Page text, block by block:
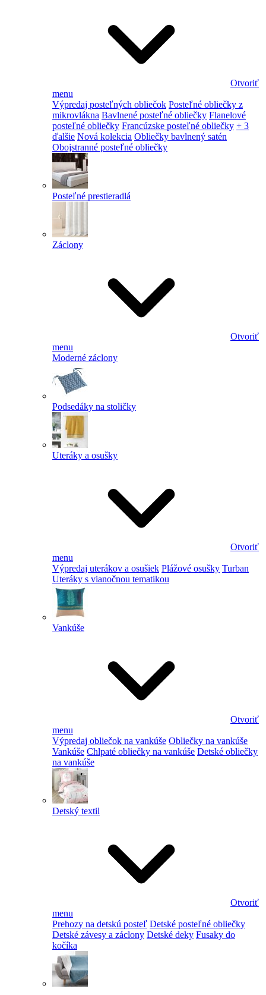
Otvoriť
menu
Výpredaj posteľných obliečok Posteľné obliečky z
mikrovlákna Bavlnené posteľné obliečky Flanelové
posteľné obliečky Francúzske posteľné obliečky + 3
ďalšie Nová kolekcia Obliečky bavlnený satén
Obojstranné posteľné obliečky
Posteľné prestieradlá
Záclony
Otvoriť
menu
Moderné záclony
Podsedáky na stoličky
Uteráky a osušky
Otvoriť
menu
Výpredaj uterákov a osušiek Plážové osušky Turban
Uteráky s vianočnou tematikou
Vankúše
Otvoriť
menu
Výpredaj obliečok na vankúše Obliečky na vankúše
Vankúše Chlpaté obliečky na vankúše Detské obliečky
na vankúše
Detský textil
Otvoriť
menu
Prehozy na detskú posteľ Detské posteľné obliečky
Detské závesy a záclony Detské deky Fusaky do
kočíka